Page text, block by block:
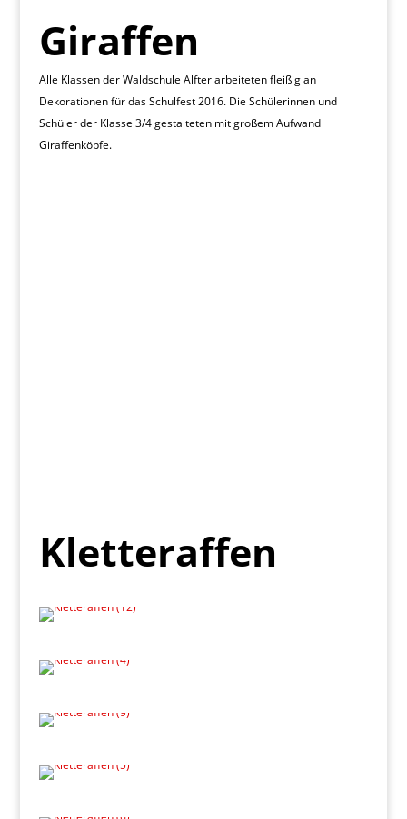
Giraffen
Alle Klassen der Waldschule Alfter arbeiteten fleißig an
Dekorationen für das Schulfest 2016. Die Schülerinnen und
Schüler der Klasse 3/4 gestalteten mit großem Aufwand
Giraffenköpfe.
Kletteraffen